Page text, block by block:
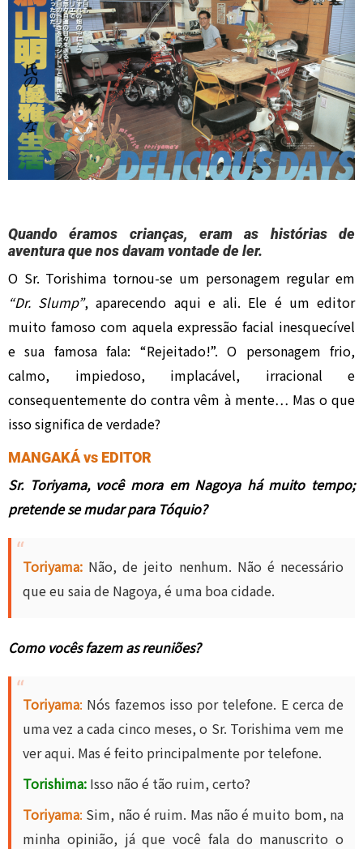
Quando éramos crianças, eram as histórias de
aventura que nos davam vontade de ler.
O Sr. Torishima tornou-se um personagem regular em
“Dr. Slump”, aparecendo aqui e ali. Ele é um editor
muito famoso com aquela expressão facial inesquecível
e sua famosa fala: “Rejeitado!”. O personagem frio,
calmo, impiedoso, implacável, irracional e
consequentemente do contra vêm à mente… Mas o que
isso significa de verdade?
MANGAKÁ vs EDITOR
Sr. Toriyama, você mora em Nagoya há muito tempo;
pretende se mudar para Tóquio?
Toriyama: Não, de jeito nenhum. Não é necessário
que eu saia de Nagoya, é uma boa cidade.
Como vocês fazem as reuniões?
Toriyama: Nós fazemos isso por telefone. E cerca de
uma vez a cada cinco meses, o Sr. Torishima vem me
ver aqui. Mas é feito principalmente por telefone.
Torishima: Isso não é tão ruim, certo?
Toriyama: Sim, não é ruim. Mas não é muito bom, na
minha opinião, já que você fala do manuscrito o